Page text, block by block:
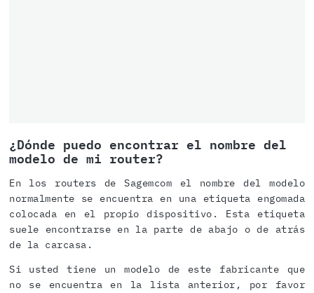
¿Dónde puedo encontrar el nombre del
modelo de mi router?
En los routers de Sagemcom el nombre del modelo
normalmente se encuentra en una etiqueta engomada
colocada en el propio dispositivo. Esta etiqueta
suele encontrarse en la parte de abajo o de atrás
de la carcasa.
Si usted tiene un modelo de este fabricante que
no se encuentra en la lista anterior, por favor